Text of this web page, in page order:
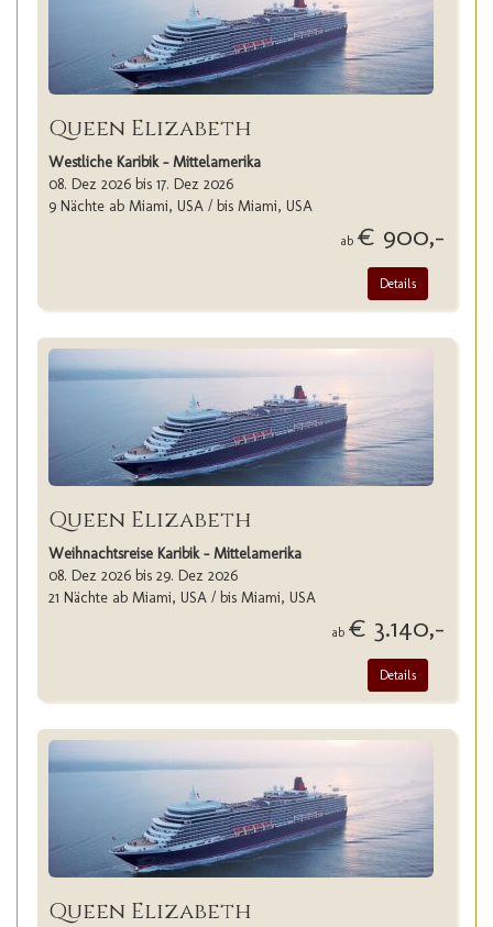
Queen Elizabeth
Westliche Karibik - Mittelamerika
08. Dez 2026 bis 17. Dez 2026
9 Nächte ab Miami, USA / bis Miami, USA
ab € 900,-
Details
Queen Elizabeth
Weihnachtsreise Karibik - Mittelamerika
08. Dez 2026 bis 29. Dez 2026
21 Nächte ab Miami, USA / bis Miami, USA
ab € 3.140,-
Details
Queen Elizabeth